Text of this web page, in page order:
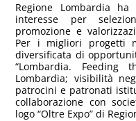
Regione Lombardia
interesse per
promozione e
Per i migliori progetti
diversificata di
“Lombardia. Feeding
Lombardia; visibilità
patrocini e patronati
collaborazione con
logo “Oltre Expo” di